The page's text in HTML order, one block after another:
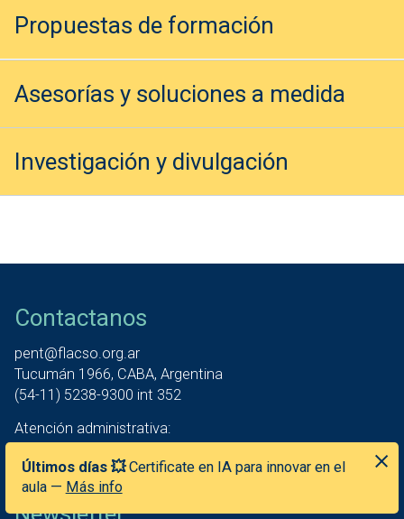
Últimos días 💥Certificate en IA para innovar en el
aula — Más info
Propuestas de formación
Asesorías y soluciones a medida
Investigación y divulgación
Contactanos
pent@flacso.org.ar
Tucumán 1966, CABA, Argentina
(54-11) 5238-9300 int 352
Atención administrativa: